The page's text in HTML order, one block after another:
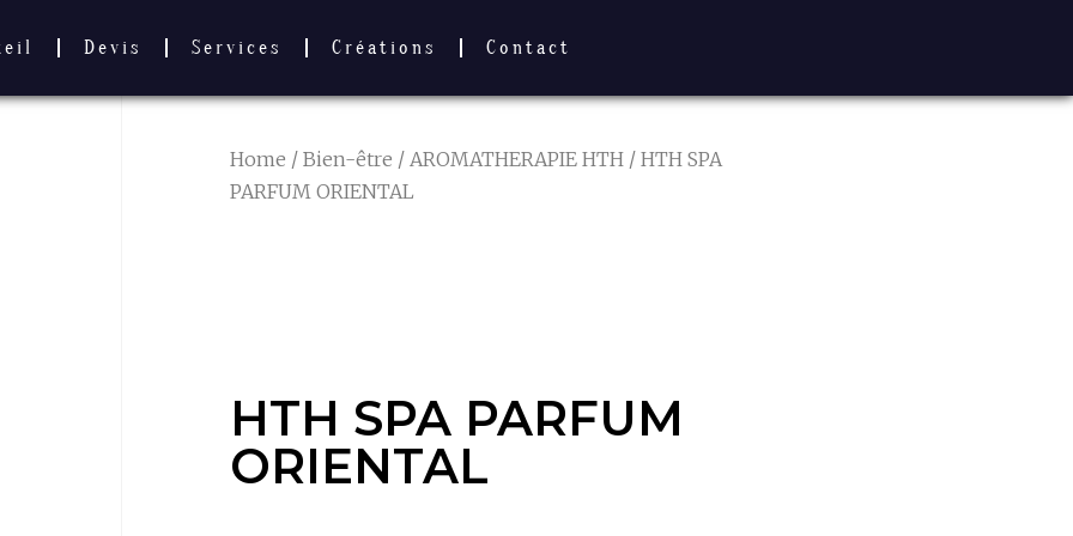
Devis Services Créations Contact
Home / Bien-être / AROMATHERAPIE HTH / HTH SPA
PARFUM ORIENTAL
HTH SPA PARFUM
ORIENTAL